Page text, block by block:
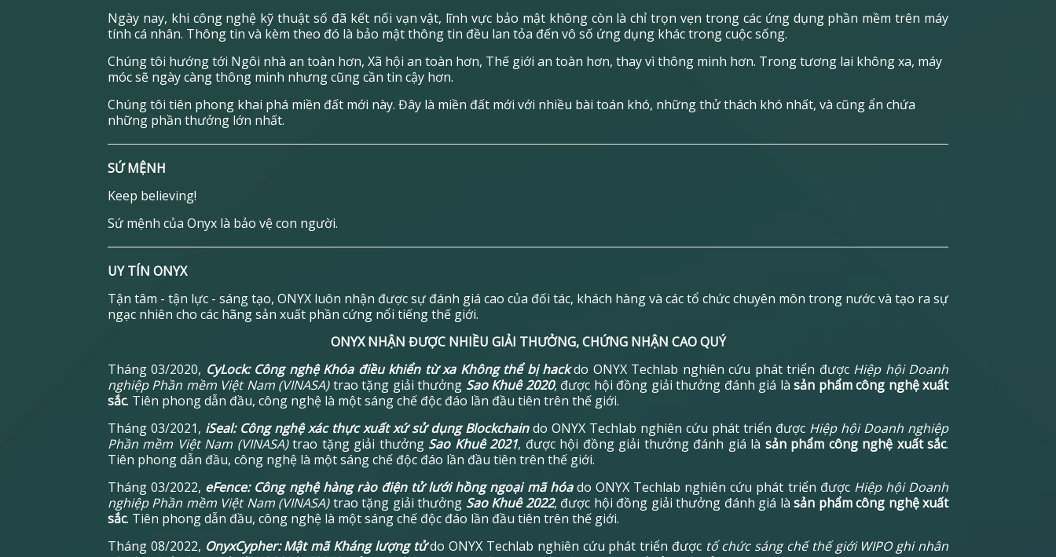
Ngày nay, khi công nghệ kỹ thuật số đã kết nối vạn vật, lĩnh vực bảo mật không còn là chỉ trọn vẹn trong các ứng dụng phần mềm trên máy
tính cá nhân. Thông tin và kèm theo đó là bảo mật thông tin đều lan tỏa đến vô số ứng dụng khác trong cuộc sống.
Chúng tôi hướng tới Ngôi nhà an toàn hơn, Xã hội an toàn hơn, Thế giới an toàn hơn, thay vì thông minh hơn. Trong tương lai không xa, máy
móc sẽ ngày càng thông minh nhưng cũng cần tin cậy hơn.
Chúng tôi tiên phong khai phá miền đất mới này. Đây là miền đất mới với nhiều bài toán khó, những thử thách khó nhất, và cũng ẩn chứa
những phần thưởng lớn nhất.
SỨ MỆNH
Keep believing!
Sứ mệnh của Onyx là bảo vệ con người.
UY TÍN ONYX
Tận tâm - tận lực - sáng tạo, ONYX luôn nhận được sự đánh giá cao của đối tác, khách hàng và các tổ chức chuyên môn trong nước và tạo ra sự
ngạc nhiên cho các hãng sản xuất phần cứng nổi tiếng thế giới.
ONYX NHẬN ĐƯỢC NHIỀU GIẢI THƯỞNG, CHỨNG NHẬN CAO QUÝ
Tháng 03/2020, CyLock: Công nghệ Khóa điều khiển từ xa Không thể bị hackdo ONYX Techlab nghiên cứu phát triển được Hiệp hội Doanh
nghiệp Phần mềm Việt Nam (VINASA)trao tặng giải thưởng Sao Khuê 2020, được hội đồng giải thưởng đánh giá là sản phẩm công nghệ xuất
sắc. Tiên phong dẫn đầu, công nghệ là một sáng chế độc đáo lần đầu tiên trên thế giới.
Tháng 03/2021, iSeal: Công nghệ xác thực xuất xứ sử dụng Blockchaindo ONYX Techlab nghiên cứu phát triển được Hiệp hội Doanh nghiệp
Phần mềm Việt Nam (VINASA)trao tặng giải thưởng Sao Khuê 2021, được hội đồng giải thưởng đánh giá là sản phẩm công nghệ xuất sắc.
Tiên phong dẫn đầu, công nghệ là một sáng chế độc đáo lần đầu tiên trên thế giới.
Tháng 03/2022, eFence: Công nghệ hàng rào điện tử lưới hồng ngoại mã hóado ONYX Techlab nghiên cứu phát triển được Hiệp hội Doanh
nghiệp Phần mềm Việt Nam (VINASA)trao tặng giải thưởng Sao Khuê 2022, được hội đồng giải thưởng đánh giá là sản phẩm công nghệ xuất
sắc. Tiên phong dẫn đầu, công nghệ là một sáng chế độc đáo lần đầu tiên trên thế giới.
Tháng 08/2022, OnyxCypher: Mật mã Kháng lượng tửdo ONYX Techlab nghiên cứu phát triển được tổ chức sáng chế thế giới WIPO ghi nhân